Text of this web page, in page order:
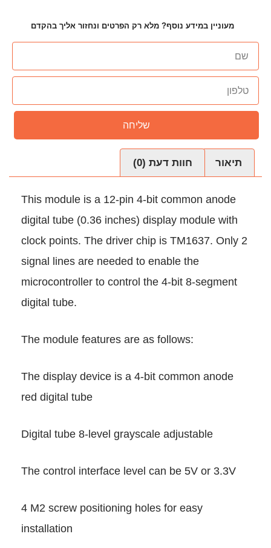
מלא רק הפרטים ונחזור אליך בהקדם
This module is a 12-pin 4-bit
digital tube (0.36 inches)
clock points. The driver chip
signal lines are needed to
microcontroller to control the
The module features are as
The display device is a 4-bit
Digital tube 8-level grayscale
The control interface level
4 M2 screw positioning holes